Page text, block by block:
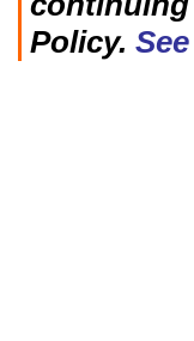
Policy.